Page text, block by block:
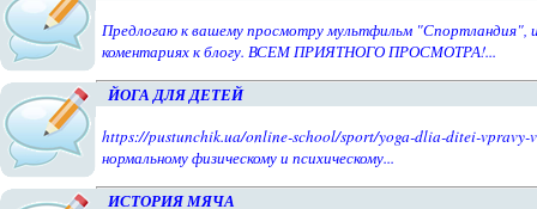
Предлогаю к вашему просмотру мультфильм
коментариях к блогу. ВСЕМ ПРИЯТНОГО ПРОСМОТРА!...
ЙОГА ДЛЯ ДЕТЕЙ
https://pustunchik.ua/online-school/sport/yoga-dlia-ditei-
нормальному физическому и психическому...
ИСТОРИЯ МЯЧА